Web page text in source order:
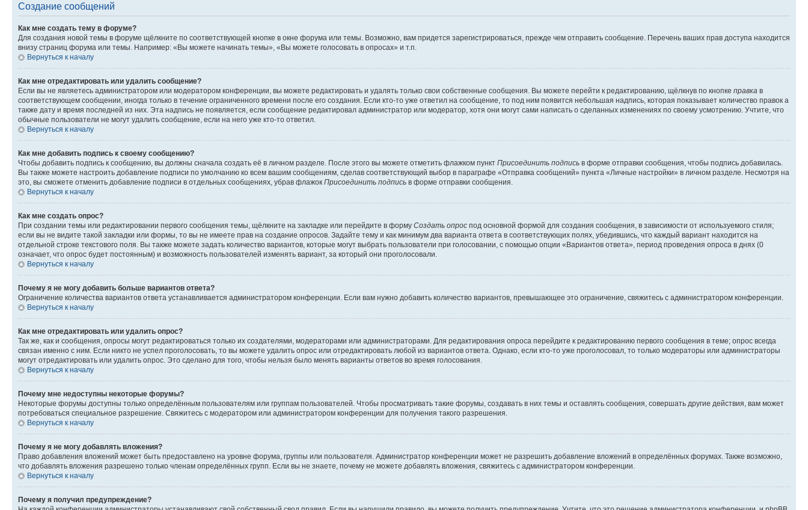
Создание сообщений
Как мне создать тему в форуме?
Для создания новой темы в форуме щёлкните по соответствующей кнопке в окне форума или темы. Возможно, вам придется зарегистрироваться, прежде чем отправить сообщение. Перечень ваших прав доступа находится
внизу страниц форума или темы. Например: «Вы можете начинать темы», «Вы можете голосовать в опросах» и т.п.
Вернуться к началу
Как мне отредактировать или удалить сообщение?
Если вы не являетесь администратором или модератором конференции, вы можете редактировать и удалять только свои собственные сообщения. Вы можете перейти к редактированию, щёлкнув по кнопке правка в
соответствующем сообщении, иногда только в течение ограниченного времени после его создания. Если кто-то уже ответил на сообщение, то под ним появится небольшая надпись, которая показывает количество правок а
также дату и время последней из них. Эта надпись не появляется, если сообщение редактировал администратор или модератор, хотя они могут сами написать о сделанных изменениях по своему усмотрению. Учтите, что
обычные пользователи не могут удалить сообщение, если на него уже кто-то ответил.
Вернуться к началу
Как мне добавить подпись к своему сообщению?
Чтобы добавить подпись к сообщению, вы должны сначала создать её в личном разделе. После этого вы можете отметить флажком пункт Присоединить подпись в форме отправки сообщения, чтобы подпись добавилась.
Вы также можете настроить добавление подписи по умолчанию ко всем вашим сообщениям, сделав соответствующий выбор в параграфе «Отправка сообщений» пункта «Личные настройки» в личном разделе. Несмотря на
это, вы сможете отменить добавление подписи в отдельных сообщениях, убрав флажок Присоединить подпись в форме отправки сообщения.
Вернуться к началу
Как мне создать опрос?
При создании темы или редактировании первого сообщения темы, щёлкните на закладке или перейдите в форму Создать опрос под основной формой для создания сообщения, в зависимости от используемого стиля;
если вы не видите такой закладки или формы, то вы не имеете прав на создание опросов. Задайте тему и как минимум два варианта ответа в соответствующих полях, убедившись, что каждый вариант находится на
отдельной строке текстового поля. Вы также можете задать количество вариантов, которые могут выбрать пользователи при голосовании, с помощью опции «Вариантов ответа», период проведения опроса в днях (0
означает, что опрос будет постоянным) и возможность пользователей изменять вариант, за который они проголосовали.
Вернуться к началу
Почему я не могу добавить больше вариантов ответа?
Ограничение количества вариантов ответа устанавливается администратором конференции. Если вам нужно добавить количество вариантов, превышающее это ограничение, свяжитесь с администратором конференции.
Вернуться к началу
Как мне отредактировать или удалить опрос?
Так же, как и сообщения, опросы могут редактироваться только их создателями, модераторами или администраторами. Для редактирования опроса перейдите к редактированию первого сообщения в теме; опрос всегда
связан именно с ним. Если никто не успел проголосовать, то вы можете удалить опрос или отредактировать любой из вариантов ответа. Однако, если кто-то уже проголосовал, то только модераторы или администраторы
могут отредактировать или удалить опрос. Это сделано для того, чтобы нельзя было менять варианты ответов во время голосования.
Вернуться к началу
Почему мне недоступны некоторые форумы?
Некоторые форумы доступны только определённым пользователям или группам пользователей. Чтобы просматривать такие форумы, создавать в них темы и оставлять сообщения, совершать другие действия, вам может
потребоваться специальное разрешение. Свяжитесь с модератором или администратором конференции для получения такого разрешения.
Вернуться к началу
Почему я не могу добавлять вложения?
Право добавления вложений может быть предоставлено на уровне форума, группы или пользователя. Администратор конференции может не разрешить добавление вложений в определённых форумах. Также возможно,
что добавлять вложения разрешено только членам определённых групп. Если вы не знаете, почему не можете добавлять вложения, свяжитесь с администратором конференции.
Вернуться к началу
Почему я получил предупреждение?